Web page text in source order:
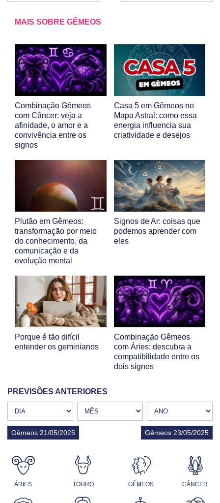
MAIS SOBRE GÊMEOS
Combinação Gêmeos
com Câncer: veja a
afinidade, o amor e a
convivência entre os
signos
Casa 5 em Gêmeos no
Mapa Astral: como essa
energia influencia sua
criatividade e desejos
Plutão em Gêmeos:
transformação por meio
do conhecimento, da
comunicação e da
evolução mental
Signos de Ar: coisas que
podemos aprender com
eles
Porque é tão difícil
entender os geminianos
Combinação Gêmeos
com Áries: descubra a
compatibilidade entre os
dois signos
PREVISÕES ANTERIORES
Gêmeos 21/05/2025 Gêmeos 23/05/2025
ÁRIES TOURO GÊMEOS CÂNCER